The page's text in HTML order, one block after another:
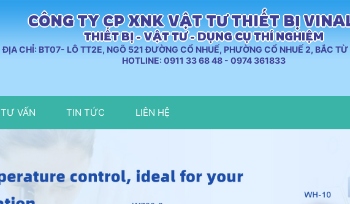
CÔNG TY CP XNK VẬT TƯ THIẾT BỊ
THIẾT BỊ - VẬT TƯ - DỤNG CỤ THÍ NGHIỆM
ĐỊA CHỈ: BT07- LÔ TT2E, NGÕ 521 ĐƯỜNG CỔ NHUẾ, PHƯỜNG CỔ NHUẾ 2, BẮC TỪ
HOTLINE: 0911 33 68 48 - 0974 361833
TƯ VẤN TIN TỨC LIÊN HỆ